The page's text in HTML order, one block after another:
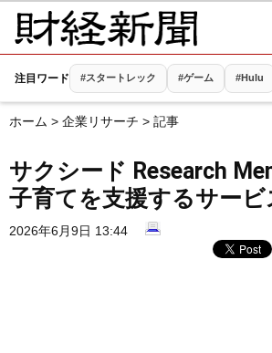
注目ワード #スタートレック #ゲーム #Hulu
ホーム > 企業リサーチ > 記事
サクシード Research
子育てを支援するサー
2026年6月9日 13:44